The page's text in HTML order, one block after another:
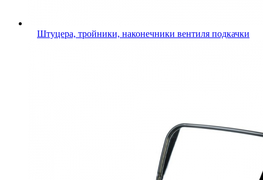
Штуцера, тройники, наконечники вентиля подкачки